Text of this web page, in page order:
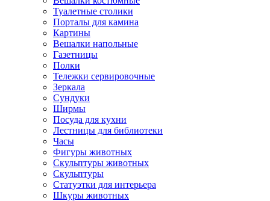
Туалетные столики
Порталы для камина
Картины
Вешалки напольные
Газетницы
Полки
Тележки сервировочные
Зеркала
Сундуки
Ширмы
Посуда для кухни
Лестницы для библиотеки
Часы
Фигуры животных
Скульптуры животных
Скульптуры
Статуэтки для интерьера
Шкуры животных